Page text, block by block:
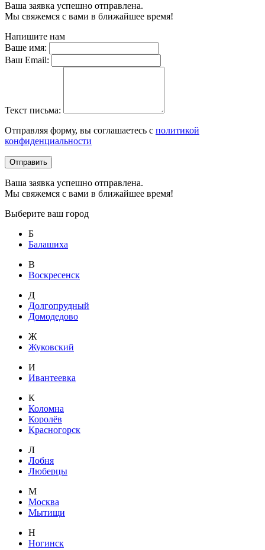
Ваша заявка успешно отправлена.
Мы свяжемся с вами в ближайшее время!
Напишите нам
Ваше имя:
Ваш Email:
Текст письма:
Отправляя форму, вы соглашаетесь с политикой
конфиденциальности
Отправить
Ваша заявка успешно отправлена.
Мы свяжемся с вами в ближайшее время!
Выберите ваш город
Б
Балашиха
В
Воскресенск
Д
Долгопрудный
Домодедово
Ж
Жуковский
И
Ивантеевка
К
Коломна
Королёв
Красногорск
Л
Лобня
Люберцы
М
Москва
Мытищи
Н
Ногинск